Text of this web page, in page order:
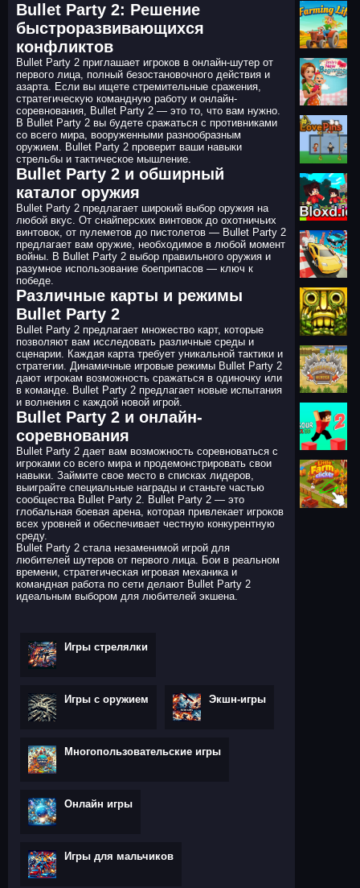
Bullet Party 2: Решение
быстроразвивающихся
конфликтов
Bullet Party 2 приглашает игроков в онлайн-шутер от
первого лица, полный безостановочного действия и
азарта. Если вы ищете стремительные сражения,
стратегическую командную работу и онлайн-
соревнования, Bullet Party 2 — это то, что вам нужно.
В Bullet Party 2 вы будете сражаться с противниками
со всего мира, вооруженными разнообразным
оружием. Bullet Party 2 проверит ваши навыки
стрельбы и тактическое мышление.
Bullet Party 2 и обширный
каталог оружия
Bullet Party 2 предлагает широкий выбор оружия на
любой вкус. От снайперских винтовок до охотничьих
винтовок, от пулеметов до пистолетов — Bullet Party 2
предлагает вам оружие, необходимое в любой момент
войны. В Bullet Party 2 выбор правильного оружия и
разумное использование боеприпасов — ключ к
победе.
Различные карты и режимы
Bullet Party 2
Bullet Party 2 предлагает множество карт, которые
позволяют вам исследовать различные среды и
сценарии. Каждая карта требует уникальной тактики и
стратегии. Динамичные игровые режимы Bullet Party 2
дают игрокам возможность сражаться в одиночку или
в команде. Bullet Party 2 предлагает новые испытания
и волнения с каждой новой игрой.
Bullet Party 2 и онлайн-
соревнования
Bullet Party 2 дает вам возможность соревноваться с
игроками со всего мира и продемонстрировать свои
навыки. Займите свое место в списках лидеров,
выиграйте специальные награды и станьте частью
сообщества Bullet Party 2. Bullet Party 2 — это
глобальная боевая арена, которая привлекает игроков
всех уровней и обеспечивает честную конкурентную
среду.
Bullet Party 2 стала незаменимой игрой для
любителей шутеров от первого лица. Бои в реальном
времени, стратегическая игровая механика и
командная работа по сети делают Bullet Party 2
идеальным выбором для любителей экшена.
Игры стрелялки
Игры с оружием Экшн-игры
Многопользовательские игры
Онлайн игры
Игры для мальчиков